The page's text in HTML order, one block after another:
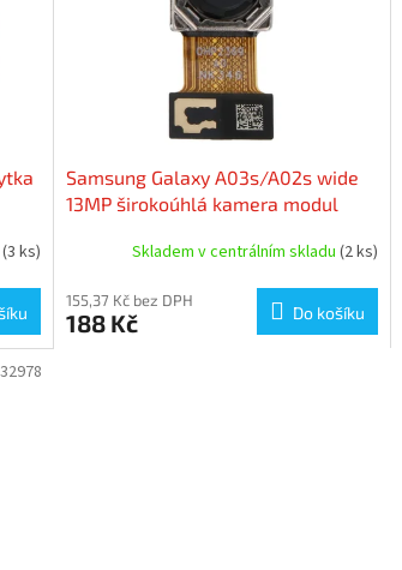
(3 ks)
Samsung Galaxy A03s/A02s wide
13MP širokoúhlá kamera modul
Skladem v centrálním skladu (2 ks)
155,37 Kč bez DPH
188 Kč Do košíku